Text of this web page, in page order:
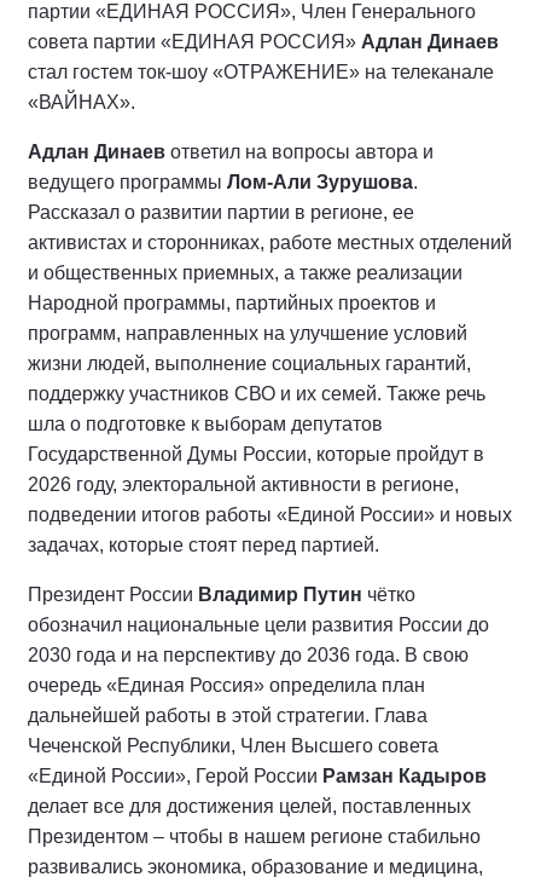
партии «ЕДИНАЯ РОССИЯ», Член Генерального
совета партии «ЕДИНАЯ РОССИЯ» Адлан Динаев
стал гостем ток-шоу «ОТРАЖЕНИЕ» на телеканале
«ВАЙНАХ».
Адлан Динаев ответил на вопросы автора и
ведущего программы Лом-Али Зурушова.
Рассказал о развитии партии в регионе, ее
активистах и сторонниках, работе местных отделений
и общественных приемных, а также реализации
Народной программы, партийных проектов и
программ, направленных на улучшение условий
жизни людей, выполнение социальных гарантий,
поддержку участников СВО и их семей. Также речь
шла о подготовке к выборам депутатов
Государственной Думы России, которые пройдут в
2026 году, электоральной активности в регионе,
подведении итогов работы «Единой России» и новых
задачах, которые стоят перед партией.
Президент России Владимир Путин чётко
обозначил национальные цели развития России до
2030 года и на перспективу до 2036 года. В свою
очередь «Единая Россия» определила план
дальнейшей работы в этой стратегии. Глава
Чеченской Республики, Член Высшего совета
«Единой России», Герой России Рамзан Кадыров
делает все для достижения целей, поставленных
Президентом – чтобы в нашем регионе стабильно
развивались экономика, образование и медицина,